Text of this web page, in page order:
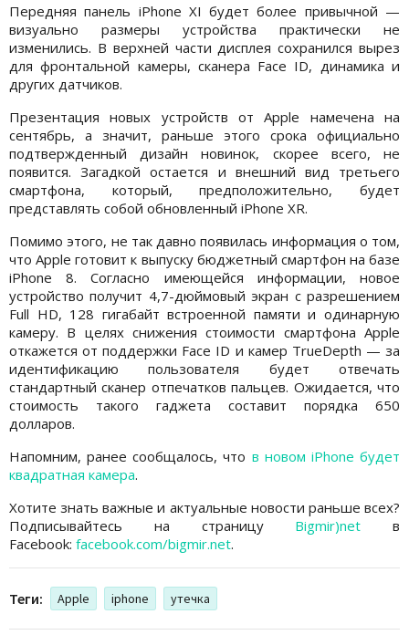
Передняя панель iPhone XI будет более привычной —
визуально размеры устройства практически не
изменились. В верхней части дисплея сохранился вырез
для фронтальной камеры, сканера Face ID, динамика и
других датчиков.
Презентация новых устройств от Apple намечена на
сентябрь, а значит, раньше этого срока официально
подтвержденный дизайн новинок, скорее всего, не
появится. Загадкой остается и внешний вид третьего
смартфона, который, предположительно, будет
представлять собой обновленный iPhone XR.
Помимо этого, не так давно появилась информация о том,
что Apple готовит к выпуску бюджетный смартфон на базе
iPhone 8. Согласно имеющейся информации, новое
устройство получит 4,7-дюймовый экран с разрешением
Full HD, 128 гигабайт встроенной памяти и одинарную
камеру. В целях снижения стоимости смартфона Apple
откажется от поддержки Face ID и камер TrueDepth — за
идентификацию пользователя будет отвечать
стандартный сканер отпечатков пальцев. Ожидается, что
стоимость такого гаджета составит порядка 650
долларов.
Напомним, ранее сообщалось, что в новом iPhone будет
квадратная камера.
Хотите знать важные и актуальные новости раньше всех?
Подписывайтесь на страницу Bigmir)net в
Facebook: facebook.com/bigmir.net.
Теги: Apple iphone утечка